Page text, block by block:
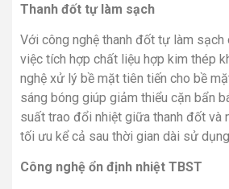
Thanh đốt tự làm sạch
Với công nghệ thanh đốt tự làm sạch
việc tích hợp chất liệu hợp kim thép
nghệ xử lý bề mặt tiên tiến cho bề
sáng bóng giúp giảm thiểu cặn bẩn
suất trao đổi nhiệt giữa thanh đốt và
tối ưu kể cả sau thời gian dài sử
Công nghệ ổn định nhiệt TBST